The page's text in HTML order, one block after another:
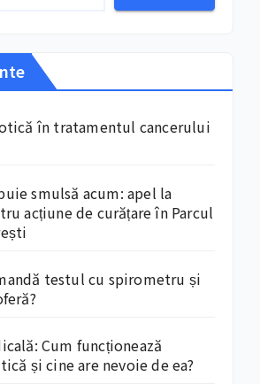
în tratamentul cancerului
smulsă acum: apel la
acțiune de curățare în Parcul
testul cu spirometru și
Cum funcționează
și cine are nevoie de ea?